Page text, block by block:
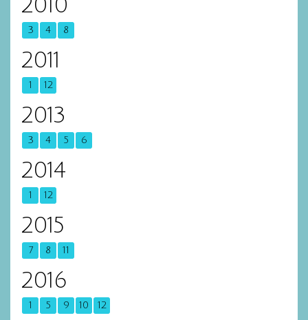
2010
3 4 8
2011
1 12
2013
3 4 5 6
2014
1 12
2015
7 8 11
2016
1 5 9 10 12